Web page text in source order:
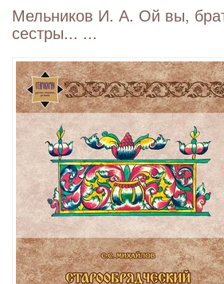
Мельников И. А. Ой вы,
сестры... ...